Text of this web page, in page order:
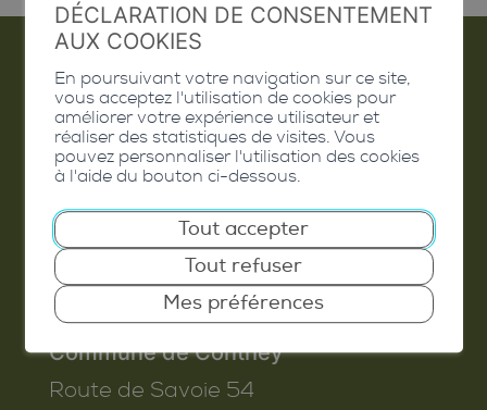
Emploi
Contact
Valais Excellence
Commune de Conthey
Route de Savoie 54
DÉCLARATION DE CONSENTEMENT
AUX COOKIES
En poursuivant votre navigation sur ce site,
vous acceptez l'utilisation de cookies pour
améliorer votre expérience utilisateur et
réaliser des statistiques de visites. Vous
pouvez personnaliser l'utilisation des cookies
à l'aide du bouton ci-dessous.
Tout accepter
Tout refuser
Mes préférences